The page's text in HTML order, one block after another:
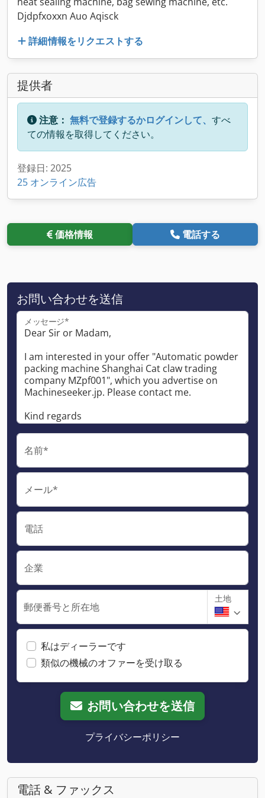
Djdpfxoxxn Auo Aqisck
詳細情報をリクエストする
提供者
注意： 無料で登録するかログインして、 すべ
ての情報を取得してください。
登録日: 2025
25 オンライン広告
価格情報 電話する
お問い合わせを送信
メッセージ*
名前*
メール*
電話
企業
郵便番号と所在地
土地
私はディーラーです
類似の機械のオファーを受け取る
お問い合わせを送信
プライバシーポリシー
電話 & ファックス